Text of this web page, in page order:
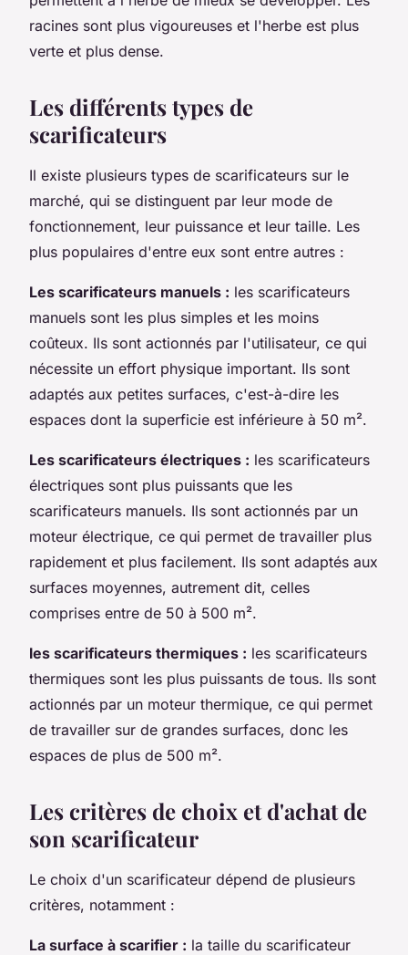
racines sont plus vigoureuses et l'herbe est plus
verte et plus dense.
Les différents types de
scarificateurs
Il existe plusieurs types de scarificateurs sur le
marché, qui se distinguent par leur mode de
fonctionnement, leur puissance et leur taille. Les
plus populaires d'entre eux sont entre autres :
Les scarificateurs manuels : les scarificateurs
manuels sont les plus simples et les moins
coûteux. Ils sont actionnés par l'utilisateur, ce qui
nécessite un effort physique important. Ils sont
adaptés aux petites surfaces, c'est-à-dire les
espaces dont la superficie est inférieure à 50 m².
Les scarificateurs électriques : les scarificateurs
électriques sont plus puissants que les
scarificateurs manuels. Ils sont actionnés par un
moteur électrique, ce qui permet de travailler plus
rapidement et plus facilement. Ils sont adaptés aux
surfaces moyennes, autrement dit, celles
comprises entre de 50 à 500 m².
les scarificateurs thermiques : les scarificateurs
thermiques sont les plus puissants de tous. Ils sont
actionnés par un moteur thermique, ce qui permet
de travailler sur de grandes surfaces, donc les
espaces de plus de 500 m².
Les critères de choix et d'achat de
son scarificateur
Le choix d'un scarificateur dépend de plusieurs
critères, notamment :
La surface à scarifier : la taille du scarificateur